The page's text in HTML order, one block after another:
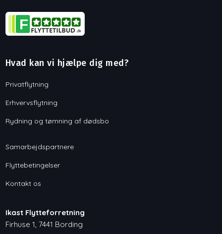
Hvad kan vi hjælpe dig med?
Privatflytning
Erhvervsflytning
Rydning og tømning af dødsbo
Samarbejdspartnere
Flyttebetingelser
Kontakt os
Ikast Flytteforretning
Firhuse 1, 7441 Bording